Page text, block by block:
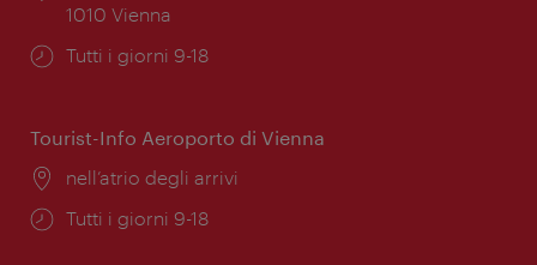
1010 Vienna
Orari
Tutti i giorni 9-18
Tourist-Info Aeroporto di Vienna
Posizione:
nell’atrio degli arrivi
Orari
Tutti i giorni 9-18